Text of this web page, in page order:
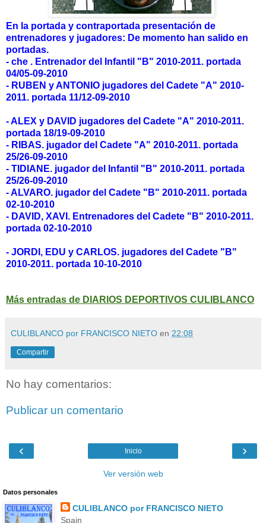
En la portada y contraportada presentación de
entrenadores y jugadores: De momento han salido en
portadas.
- che . Entrenador del Infantil "B" 2010-2011. portada
04/05-09-2010
- RUBEN y ANTONIO jugadores del Cadete "A" 2010-
2011. portada 11/12-09-2010
- ALEX y DAVID jugadores del Cadete "A" 2010-2011.
portada 18/19-09-2010
- RIBAS. jugador del Cadete "A" 2010-2011. portada
25/26-09-2010
- TIDIANE. jugador del Infantil "B" 2010-2011. portada
25/26-09-2010
- ALVARO. jugador del Cadete "B" 2010-2011. portada
02-10-2010
- DAVID, XAVI. Entrenadores del Cadete "B" 2010-2011.
portada 02-10-2010
- JORDI, EDU y CARLOS. jugadores del Cadete "B"
2010-2011. portada 10-10-2010
Más entradas de DIARIOS DEPORTIVOS CULIBLANCO
CULIBLANCO por FRANCISCO NIETO en 22:08
Compartir
No hay comentarios:
Publicar un comentario
‹ ›
Inicio
Ver versión web
Datos personales
CULIBLANCO por FRANCISCO NIETO
Spain